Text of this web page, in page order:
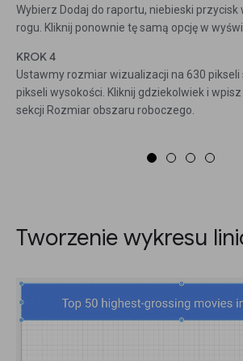
Wybierz Dodaj do raportu, niebieski
rogu. Kliknij ponownie tę samą opcję w
KROK 4
Ustawmy rozmiar wizualizacji na 630 pikseli
pikseli wysokości. Kliknij gdziekolwiek i
sekcji Rozmiar obszaru roboczego.
Tworzenie wykresu